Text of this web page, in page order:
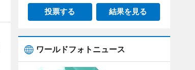
投票する 結果を見る
ワールドフォトニュース